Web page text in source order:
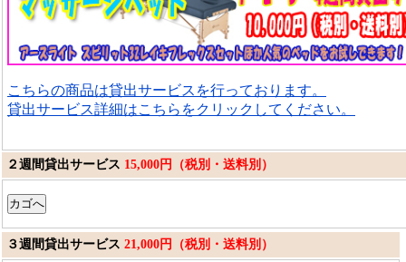
こちらの商品は貸出サービスを行っております。
貸出サービス詳細はこちらをクリックしてください。
２週間貸出サービス 15,000円（税別・送料別）
３週間貸出サービス 21,000円（税別・送料別）